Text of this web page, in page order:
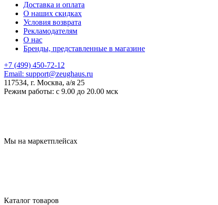
Доставка и оплата
О наших скидках
Условия возврата
Рекламодателям
О нас
Бренды, представленные в магазине
+7 (499) 450-72-12
Email: support@zeughaus.ru
117534, г. Москва, а/я 25
Режим работы: с 9.00 до 20.00 мск
Мы на маркетплейсах
Каталог товаров